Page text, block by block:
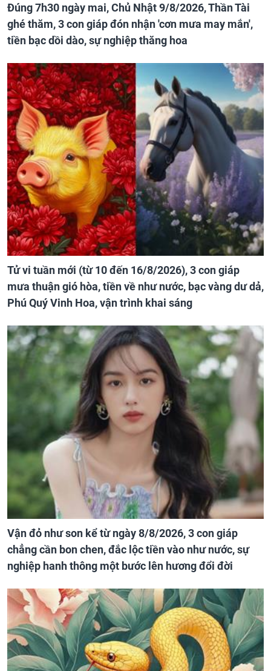
Đúng 7h30 ngày mai, Chủ Nhật 9/8/2026, Thần Tài
ghé thăm, 3 con giáp đón nhận 'cơn mưa may mắn',
tiền bạc dồi dào, sự nghiệp thăng hoa
Tử vi tuần mới (từ 10 đến 16/8/2026), 3 con giáp
mưa thuận gió hòa, tiền về như nước, bạc vàng dư dả,
Phú Quý Vinh Hoa, vận trình khai sáng
Vận đỏ như son kể từ ngày 8/8/2026, 3 con giáp
chẳng cần bon chen, đắc lộc tiền vào như nước, sự
nghiệp hanh thông một bước lên hương đổi đời